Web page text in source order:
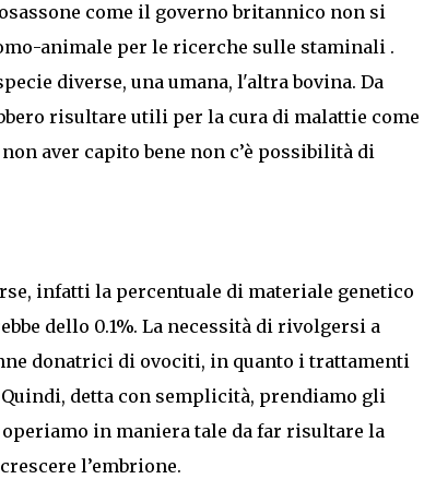
come il governo britannico non si
animale per le ricerche sulle staminali .
diverse, una umana, l'altra bovina. Da
risultare utili per la cura di malattie come
aver capito bene non c’è possibilità di
infatti la percentuale di materiale genetico
dello 0.1%. La necessità di rivolgersi a
donatrici di ovociti, in quanto i trattamenti
detta con semplicità, prendiamo gli
in maniera tale da far risultare la
l’embrione.